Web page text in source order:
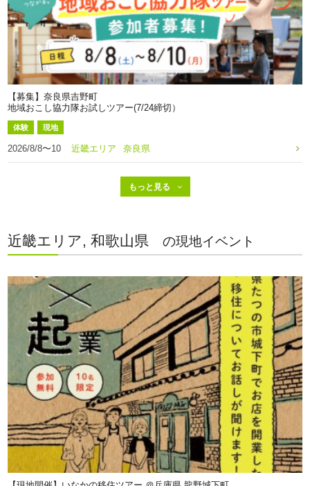
【募集】奈良県吉野町
地域おこし協力隊お試しツアー(7/24締切）
体験 現地
2026/8/8〜10 近畿エリア 奈良県
近畿エリア, 和歌山県 の現地イベント